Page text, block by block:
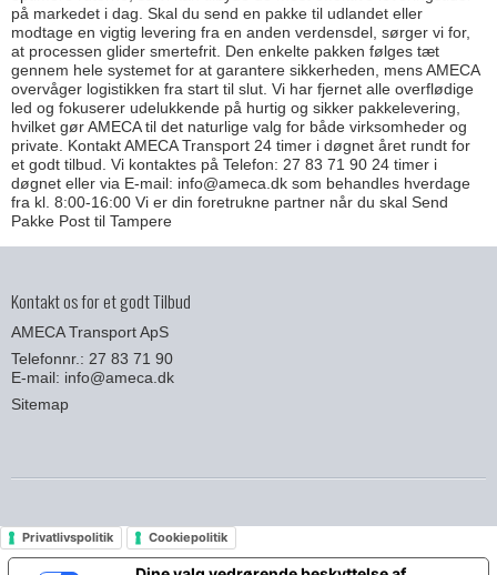
på markedet i dag. Skal du send en pakke til udlandet eller
modtage en vigtig levering fra en anden verdensdel, sørger vi for,
at processen glider smertefrit. Den enkelte pakken følges tæt
gennem hele systemet for at garantere sikkerheden, mens AMECA
overvåger logistikken fra start til slut. Vi har fjernet alle overflødige
led og fokuserer udelukkende på hurtig og sikker pakkelevering,
hvilket gør AMECA til det naturlige valg for både virksomheder og
private. Kontakt AMECA Transport 24 timer i døgnet året rundt for
et godt tilbud. Vi kontaktes på Telefon: 27 83 71 90 24 timer i
døgnet eller via E-mail: info@ameca.dk som behandles hverdage
fra kl. 8:00-16:00 Vi er din foretrukne partner når du skal Send
Pakke Post til Tampere
Kontakt os for et godt Tilbud
AMECA Transport ApS
Telefonnr.: 27 83 71 90
E-mail: info@ameca.dk
Sitemap
Privatlivspolitik Cookiepolitik